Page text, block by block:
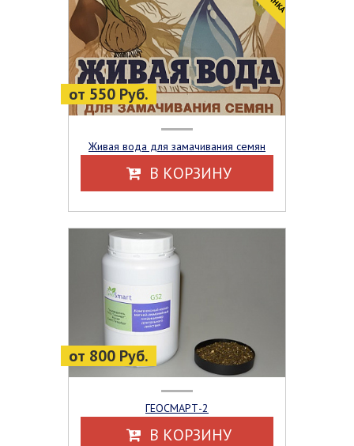
от 550 Руб.
Живая вода для замачивания семян
В КОРЗИНУ
от 800 Руб.
ГЕОСМАРТ-2
В КОРЗИНУ